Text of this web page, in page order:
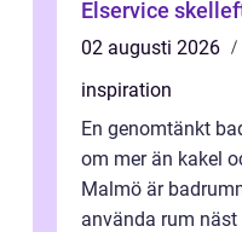
02 augusti 2026
inspiration
En genomtänkt
om mer än kakel
Malmö är
använda rum